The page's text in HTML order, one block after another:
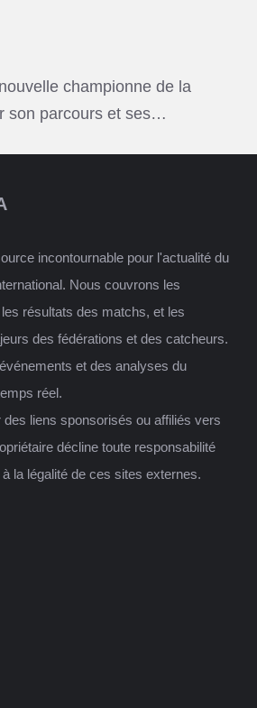
championne de la
son parcours et ses…
incontournable pour l'actualité du
Nous couvrons les
résultats des matchs, et les
des fédérations et des catcheurs.
et des analyses du
réel.
liens sponsorisés ou affiliés vers
décline toute responsabilité
la légalité de ces sites externes.